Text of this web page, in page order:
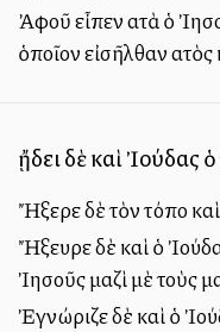
Ἀφοῦ εἶπεν αὐτὰ ὁ
ὁποῖον εἰσῆλθαν
ᾔδει δὲ καὶ Ἰούδας
Ἤξερε δὲ τὸν τόπο
Ἤξευρε δὲ καὶ ὁ
Ἰησοῦς μαζὶ μὲ τοὺς
Ἐγνώριζε δὲ καὶ ὁ